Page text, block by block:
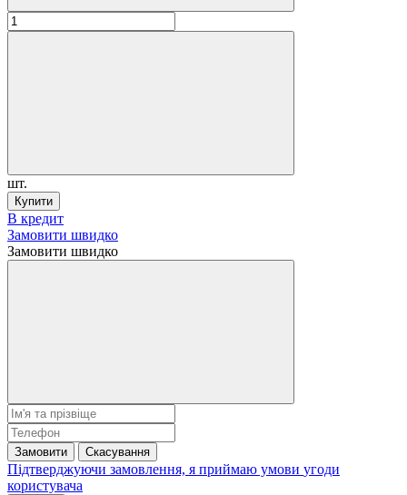
шт.
Купити
В кредит
Замовити швидко
Замовити швидко
Замовити Скасування
Підтверджуючи замовлення, я приймаю умови угоди
користувача